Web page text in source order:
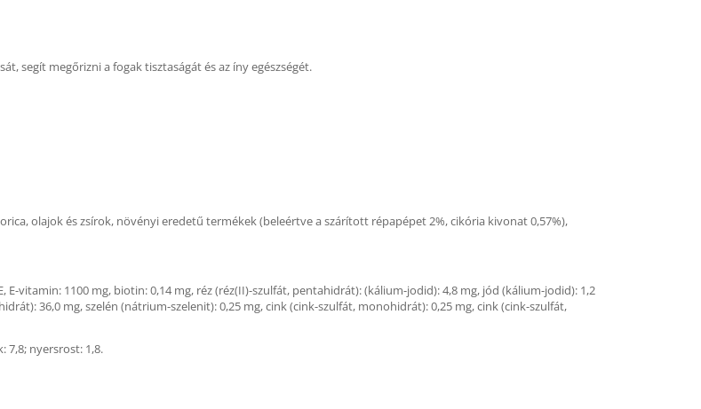
segít megőrizni a fogak tisztaságát és az íny egészségét.
olajok és zsírok, növényi eredetű termékek (beleértve a szárított répapépet 2%, cikória kivonat 0,57%),
vitamin: 1100 mg, biotin: 0,14 mg, réz (réz(II)-szulfát, pentahidrát): (kálium-jodid): 4,8 mg, jód (kálium-jodid): 1,2
36,0 mg, szelén (nátrium-szelenit): 0,25 mg, cink (cink-szulfát, monohidrát): 0,25 mg, cink (cink-szulfát,
7,8; nyersrost: 1,8.